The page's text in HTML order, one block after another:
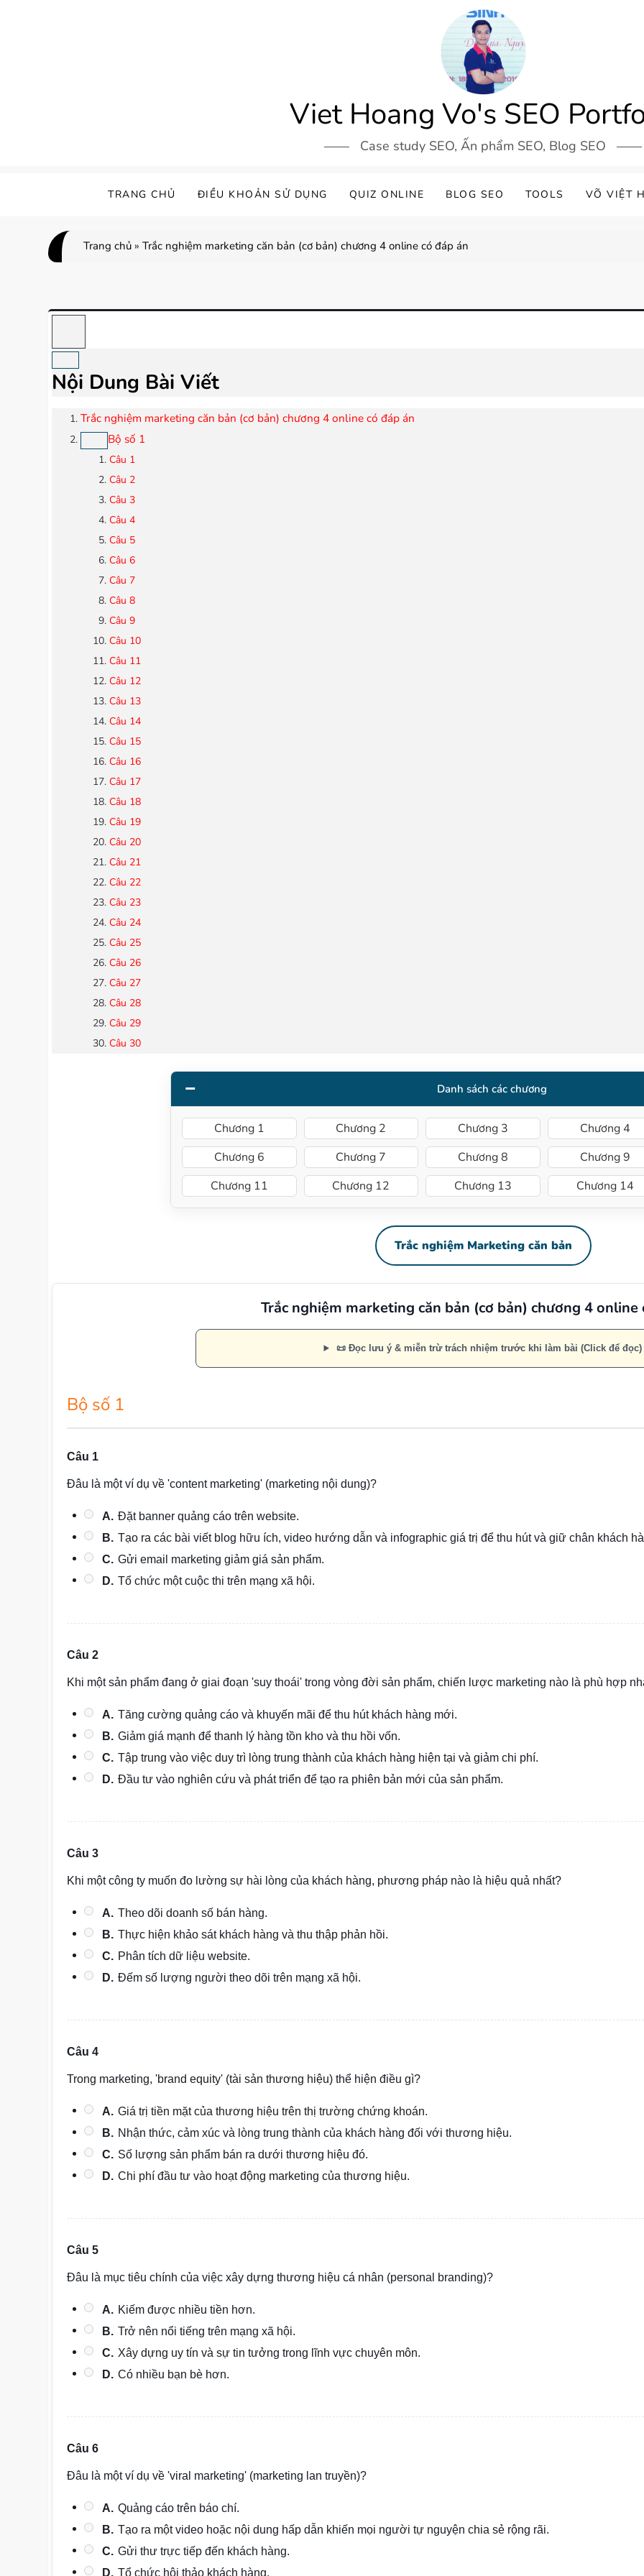
Viet Hoang Vo's SEO
Case study SEO, Ấn phẩm SEO, Blog SEO
TRANG CHỦ ĐIỀU KHOẢN SỬ DỤNG QUIZ ONLINE BLOG SEO TOOLS VÕ VIỆT
Trang chủ »Trắc nghiệm marketing căn bản (cơ bản) chương 4 online có đáp án
Nội Dung Bài Viết
Trắc nghiệm marketing căn bản (cơ bản) chương 4 online có đáp án
Bộ số 1
Câu 1
Câu 2
Câu 3
Câu 4
Câu 5
Câu 6
Câu 7
Câu 8
Câu 9
Câu 10
Câu 11
Câu 12
Câu 13
Câu 14
Câu 15
Câu 16
Câu 17
Câu 18
Câu 19
Câu 20
Câu 21
Câu 22
Câu 23
Câu 24
Câu 25
Câu 26
Câu 27
Câu 28
Câu 29
Câu 30
Danh sách các chương
Chương 1 Chương 2 Chương 3
Chương 4
Chương 6
Chương 7 Chương 8
Chương 9
Chương 11
Chương 12 Chương 13 Chương 14
Trắc nghiệm Marketing căn bản
Trắc nghiệm marketing căn bản (cơ bản) chương 4 online
📜 Đọc lưu ý & miễn trừ trách nhiệm trước khi làm bài (Click để đọc)
Bộ số 1
Câu 1
Đâu là một ví dụ về 'content marketing' (marketing nội dung)?
A. Đặt banner quảng cáo trên website.
B. Tạo ra các bài viết blog hữu ích, video hướng dẫn và infographic giá trị để thu hút và giữ chân khách
C. Gửi email marketing giảm giá sản phẩm.
D. Tổ chức một cuộc thi trên mạng xã hội.
Câu 2
Khi một sản phẩm đang ở giai đoạn 'suy thoái' trong vòng đời sản phẩm, chiến lược marketing nào là phù hợp
A. Tăng cường quảng cáo và khuyến mãi để thu hút khách hàng mới.
B. Giảm giá mạnh để thanh lý hàng tồn kho và thu hồi vốn.
C. Tập trung vào việc duy trì lòng trung thành của khách hàng hiện tại và giảm chi phí.
D. Đầu tư vào nghiên cứu và phát triển để tạo ra phiên bản mới của sản phẩm.
Câu 3
Khi một công ty muốn đo lường sự hài lòng của khách hàng, phương pháp nào là hiệu quả nhất?
A. Theo dõi doanh số bán hàng.
B. Thực hiện khảo sát khách hàng và thu thập phản hồi.
C. Phân tích dữ liệu website.
D. Đếm số lượng người theo dõi trên mạng xã hội.
Câu 4
Trong marketing, 'brand equity' (tài sản thương hiệu) thể hiện điều gì?
A. Giá trị tiền mặt của thương hiệu trên thị trường chứng khoán.
B. Nhận thức, cảm xúc và lòng trung thành của khách hàng đối với thương hiệu.
C. Số lượng sản phẩm bán ra dưới thương hiệu đó.
D. Chi phí đầu tư vào hoạt động marketing của thương hiệu.
Câu 5
Đâu là mục tiêu chính của việc xây dựng thương hiệu cá nhân (personal branding)?
A. Kiếm được nhiều tiền hơn.
B. Trở nên nổi tiếng trên mạng xã hội.
C. Xây dựng uy tín và sự tin tưởng trong lĩnh vực chuyên môn.
D. Có nhiều bạn bè hơn.
Câu 6
Đâu là một ví dụ về 'viral marketing' (marketing lan truyền)?
A. Quảng cáo trên báo chí.
B. Tạo ra một video hoặc nội dung hấp dẫn khiến mọi người tự nguyện chia sẻ rộng rãi.
C. Gửi thư trực tiếp đến khách hàng.
D. Tổ chức hội thảo khách hàng.